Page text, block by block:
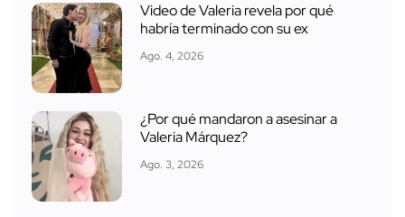
Video de Valeria revela por qué
habría terminado con su ex
Ago. 4, 2026
¿Por qué mandaron a asesinar a
Valeria Márquez?
Ago. 3, 2026